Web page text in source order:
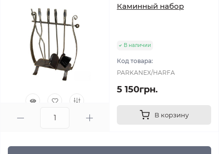
Каминный набор
В наличии
Код товара:
PARKANEX/HARFA
5 150грн.
В корзину